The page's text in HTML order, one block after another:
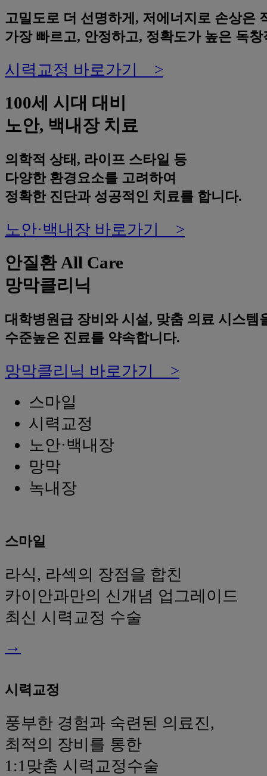
고밀도로 더 선명하게, 저에너지로 손상은
가장 빠르고, 안정하고, 정확도가 높은 독
시력교정 바로가기 >
100세 시대 대비
노안, 백내장 치료
의학적 상태, 라이프 스타일 등
다양한 환경요소를 고려하여
정확한 진단과 성공적인 치료를 합니다.
노안·백내장 바로가기 >
안질환 All Care
망막클리닉
대학병원급 장비와 시설, 맞춤 의료 시스템
수준높은 진료를 약속합니다.
망막클리닉 바로가기 >
스마일
시력교정
노안·백내장
망막
녹내장
스마일
라식, 라섹의 장점을 합친
카이안과만의 신개념 업그레이드
최신 시력교정 수술
→
시력교정
풍부한 경험과 숙련된 의료진,
최적의 장비를 통한
1:1맞춤 시력교정수술